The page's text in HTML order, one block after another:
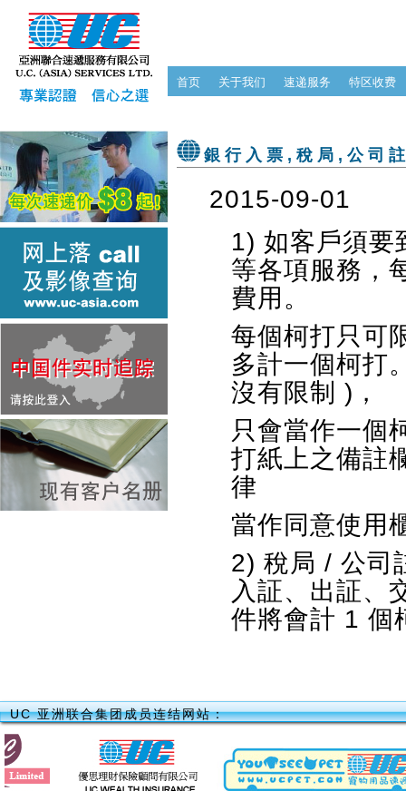
首页 关于我们 速递服务 特区收费
銀行入票,稅局,公司
2015-09-01
1) 如客戶須要
等各項服務，
費用。
每個柯打只可
多計一個柯打
沒有限制 )，
只會當作一個
打紙上之備註
律
當作同意使用
2) 稅局 / 公司
入証、出証、
件將會計 1 個
UC 亚洲联合集团成员连结网站：